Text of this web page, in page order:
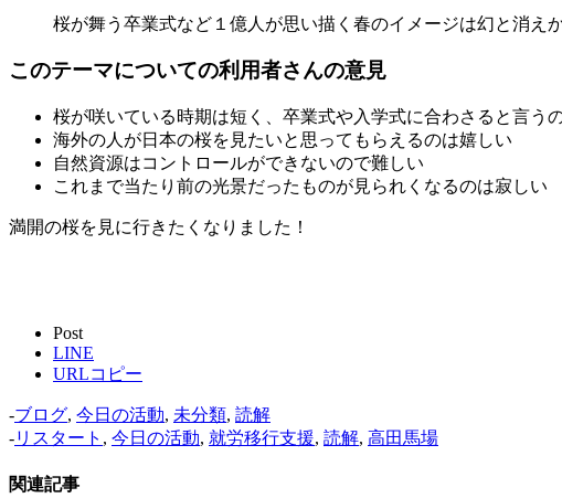
桜が舞う卒業式など１億人が思い描く春のイメージは幻と消え
このテーマについての利用者さんの意見
桜が咲いている時期は短く、卒業式や入学式に合わさると言う
海外の人が日本の桜を見たいと思ってもらえるのは嬉しい
自然資源はコントロールができないので難しい
これまで当たり前の光景だったものが見られくなるのは寂しい
満開の桜を見に行きたくなりました！
Post
LINE
URLコピー
-ブログ, 今日の活動, 未分類, 読解
-リスタート , 今日の活動, 就労移行支援, 読解, 高田馬場
関連記事